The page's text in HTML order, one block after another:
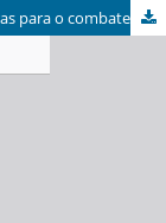
Da necessidade de políticas públicas específicas para o combate ao superendividamento do consumidor brasileiro